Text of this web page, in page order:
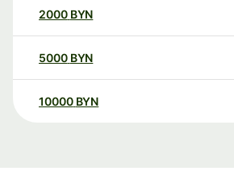
2000 BYN
5000 BYN
10000 BYN